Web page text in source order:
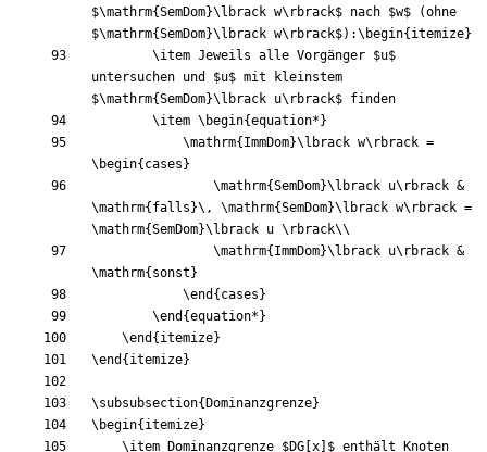
$\mathrm{SemDom}\lbrack w\rbrack$ nach $w$
$\mathrm{SemDom}\lbrack w\rbrack$):\begin{ itemize}
\item Jeweils alle Vorgänger $u$
untersuchen und $u$
$\mathrm{SemDom}\lbrack u\rbrack$
\item \begin{equation* }
\mathrm{ ImmDom}\lbrack w\rbrack
\begin{ cases }
\mathrm{SemDom}\lbrack u\rbrack &
\mathrm{ falls }\, \mathrm{SemDom}\lbrack w\rbrack
\mathrm{SemDom}\lbrack u \rbrack\\
\mathrm{ ImmDom}\lbrack u\rbrack &
\mathrm{ sonst }
\end { cases }
\end {equation* }
\end { itemize}
\end { itemize}
\subsubsection{ Dominanzgrenze}
\begin{ itemize}
\item Dominanzgrenze $DG x $